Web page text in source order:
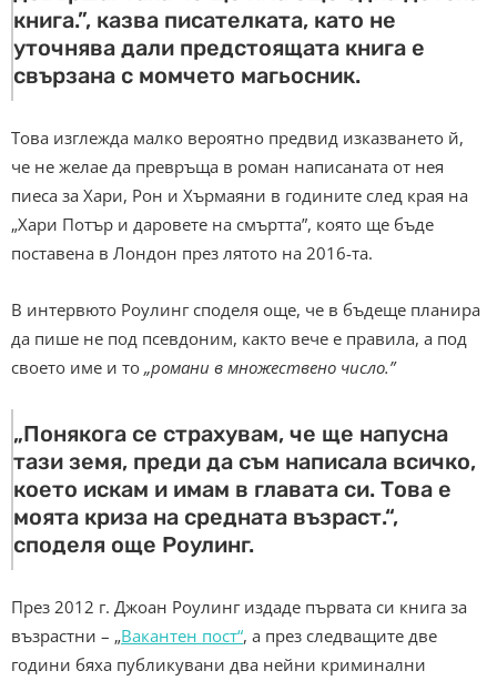
книга.”, казва писателката, като не
уточнява дали предстоящата книга е
свързана с момчето магьосник.
Това изглежда малко вероятно предвид изказването й,
че не желае да превръща в роман написаната от нея
пиеса за Хари, Рон и Хърмаяни в годините след края на
„Хари Потър и даровете на смъртта”, която ще бъде
поставена в Лондон през лятото на 2016-та.
В интервюто Роулинг споделя още, че в бъдеще планира
да пише не под псевдоним, както вече е правила, а под
своето име и то „романи в множествено число.”
„Понякога се страхувам, че ще напусна
тази земя, преди да съм написала всичко,
което искам и имам в главата си. Това е
моята криза на средната възраст.“,
споделя още Роулинг.
През 2012 г. Джоан Роулинг издаде първата си книга за
възрастни – „Вакантен пост“, а през следващите две
години бяха публикувани два нейни криминални